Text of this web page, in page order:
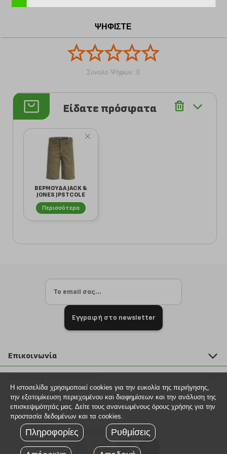
ΨΗΦΙΣΤΕ
Σύνολο Ψήφων: 0
Είδατε πρόσφατα
ΒΕΡΜΟΥΔΑ JACK &
JONES JPSTCOLE
MATTY CARGO 12...
Περισσότερα
Εγγραφή στο newsletter
Επικοινωνία
211 2000 700
info@plus4u.gr
Η εταιρία
Σημεία παραλαβής
Ευκαιρίες καριέρας
Όροι χρήσης
Βοήθεια
Εξέλιξη παραγγελίας
Τρόποι παραγγελίας
Τρόποι πληρωμής
©2026 Plus4u.gr
Η ιστοσελίδα χρησιμοποιεί cookies για την ευκολία της περιήγησης,
την εξατομίκευση περιεχομένου και διαφημίσεων και την ανάλυση της
επισκεψιμότητάς μας. Δείτε τους ανανεωμένους όρους χρήσης για την
προστασία δεδομένων και τα cookies.
Πληροφορίες Ρυθμίσεις